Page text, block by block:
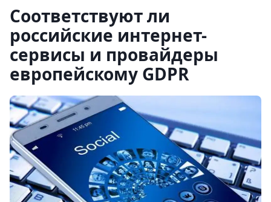
Соответствуют ли
российские интернет-
сервисы и провайдеры
европейскому GDPR